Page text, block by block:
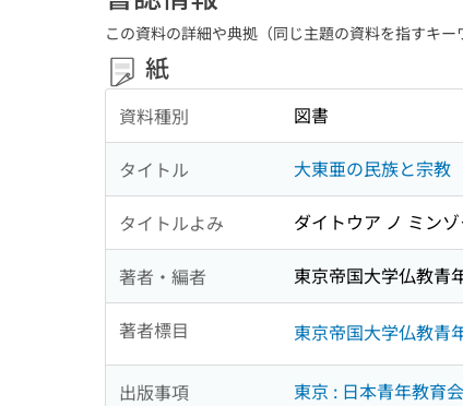
この資料の詳細や典拠（同じ主題の資料を指すキー
紙
資料種別 図書
タイトル 大東亜の民族と宗教
タイトルよみ ダイトウア ノ ミン
著者・編者 東京帝国大学仏教青
著者標目 東京帝国大学仏教青
出版事項 東京 : 日本青年教育